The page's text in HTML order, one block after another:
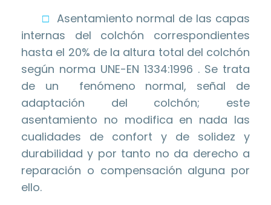
□ Asentamiento normal de las capas
internas del colchón correspondientes
hasta el 20% de la altura total del colchón
según norma UNE-EN 1334:1996 . Se trata
de un fenómeno normal, señal de
adaptación del colchón; este
asentamiento no modifica en nada las
cualidades de confort y de solidez y
durabilidad y por tanto no da derecho a
reparación o compensación alguna por
ello.